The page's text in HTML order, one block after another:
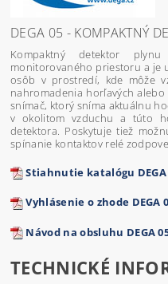
DEGA 05 - KOMPAKTNÝ
Kompaktný detektor
monitorovaného priestoru a je
osôb v prostredí, kde môže
nahromadenia horľavých
snímač, ktorý sníma aktuálnu
v okolitom vzduchu a túto
detektora. Poskytuje tiež
spínanie kontaktov relé
Stiahnutie katalógu DEGA
Vyhlásenie o zhode DEGA
Návod na obsluhu DEGA
TECHNICKÉ